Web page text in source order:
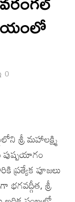
0
శ్రీ మహాలక్ష్మి
ప్రత్యేక పూజలు
శ్రీ